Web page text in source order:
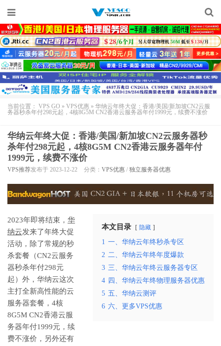
当前位置： VPS GO » VPS优惠 » 华纳云年终大促：香港/美国/新加坡CN2云服
务器秒杀年付298元起，4核8G5M CN2香港云服务器年付1999元，续费不涨价
华纳云年终大促：香港/美国/新加坡CN2云服务器秒
杀年付298元起，4核8G5M CN2香港云服务器年付
1999元，续费不涨价
VPS推荐发布于 2023-12-22 分类： VPS优惠 / 独立服务器优惠
本文目录 隐藏
1 一、华纳云年终秒杀专区
2 二、华纳云年终年度爆款
3 三、华纳云年终云服务器专区
4 四、华纳云年终物理服务器优惠
5 五、华纳云测评
6 六、更多VPS优惠
2023年即将结束， 华
纳云发来了年终大促
活动，除了常规的秒
杀套餐（CN2云服务
器秒杀年付298元
起）外，华纳云这次
主打全新高性能的云
服务器套餐，4核
8G5M CN2香港云服
务器年付1999元，续
费不涨价，另外还有